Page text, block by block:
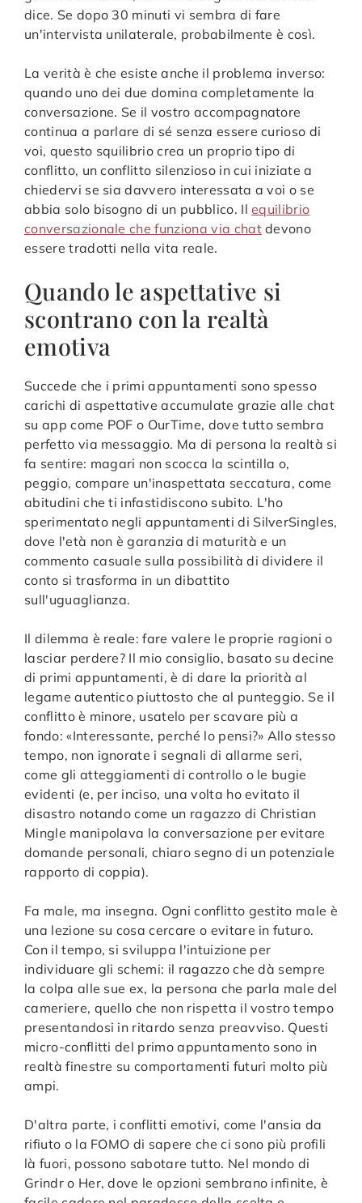
dice. Se dopo 30 minuti vi sembra di fare
un'intervista unilaterale, probabilmente è così.
La verità è che esiste anche il problema inverso:
quando uno dei due domina completamente la
conversazione. Se il vostro accompagnatore
continua a parlare di sé senza essere curioso di
voi, questo squilibrio crea un proprio tipo di
conflitto, un conflitto silenzioso in cui iniziate a
chiedervi se sia davvero interessata a voi o se
abbia solo bisogno di un pubblico. Ilequilibrio
conversazionale che funziona via chatdevono
essere tradotti nella vita reale.
Quando le aspettative si
scontrano con la realtà
emotiva
Succede che i primi appuntamenti sono spesso
carichi di aspettative accumulate grazie alle chat
su app come POF o OurTime, dove tutto sembra
perfetto via messaggio. Ma di persona la realtà si
fa sentire: magari non scocca la scintilla o,
peggio, compare un'inaspettata seccatura, come
abitudini che ti infastidiscono subito. L'ho
sperimentato negli appuntamenti di SilverSingles,
dove l'età non è garanzia di maturità e un
commento casuale sulla possibilità di dividere il
conto si trasforma in un dibattito
sull'uguaglianza.
Il dilemma è reale: fare valere le proprie ragioni o
lasciar perdere? Il mio consiglio, basato su decine
di primi appuntamenti, è di dare la priorità al
legame autentico piuttosto che al punteggio. Se il
conflitto è minore, usatelo per scavare più a
fondo: «Interessante, perché lo pensi?» Allo stesso
tempo, non ignorate i segnali di allarme seri,
come gli atteggiamenti di controllo o le bugie
evidenti (e, per inciso, una volta ho evitato il
disastro notando come un ragazzo di Christian
Mingle manipolava la conversazione per evitare
domande personali, chiaro segno di un potenziale
rapporto di coppia).
Fa male, ma insegna. Ogni conflitto gestito male è
una lezione su cosa cercare o evitare in futuro.
Con il tempo, si sviluppa l'intuizione per
individuare gli schemi: il ragazzo che dà sempre
la colpa alle sue ex, la persona che parla male del
cameriere, quello che non rispetta il vostro tempo
presentandosi in ritardo senza preavviso. Questi
micro-conflitti del primo appuntamento sono in
realtà finestre su comportamenti futuri molto più
ampi.
D'altra parte, i conflitti emotivi, come l'ansia da
rifiuto o la FOMO di sapere che ci sono più profili
là fuori, possono sabotare tutto. Nel mondo di
Grindr o Her, dove le opzioni sembrano infinite, è